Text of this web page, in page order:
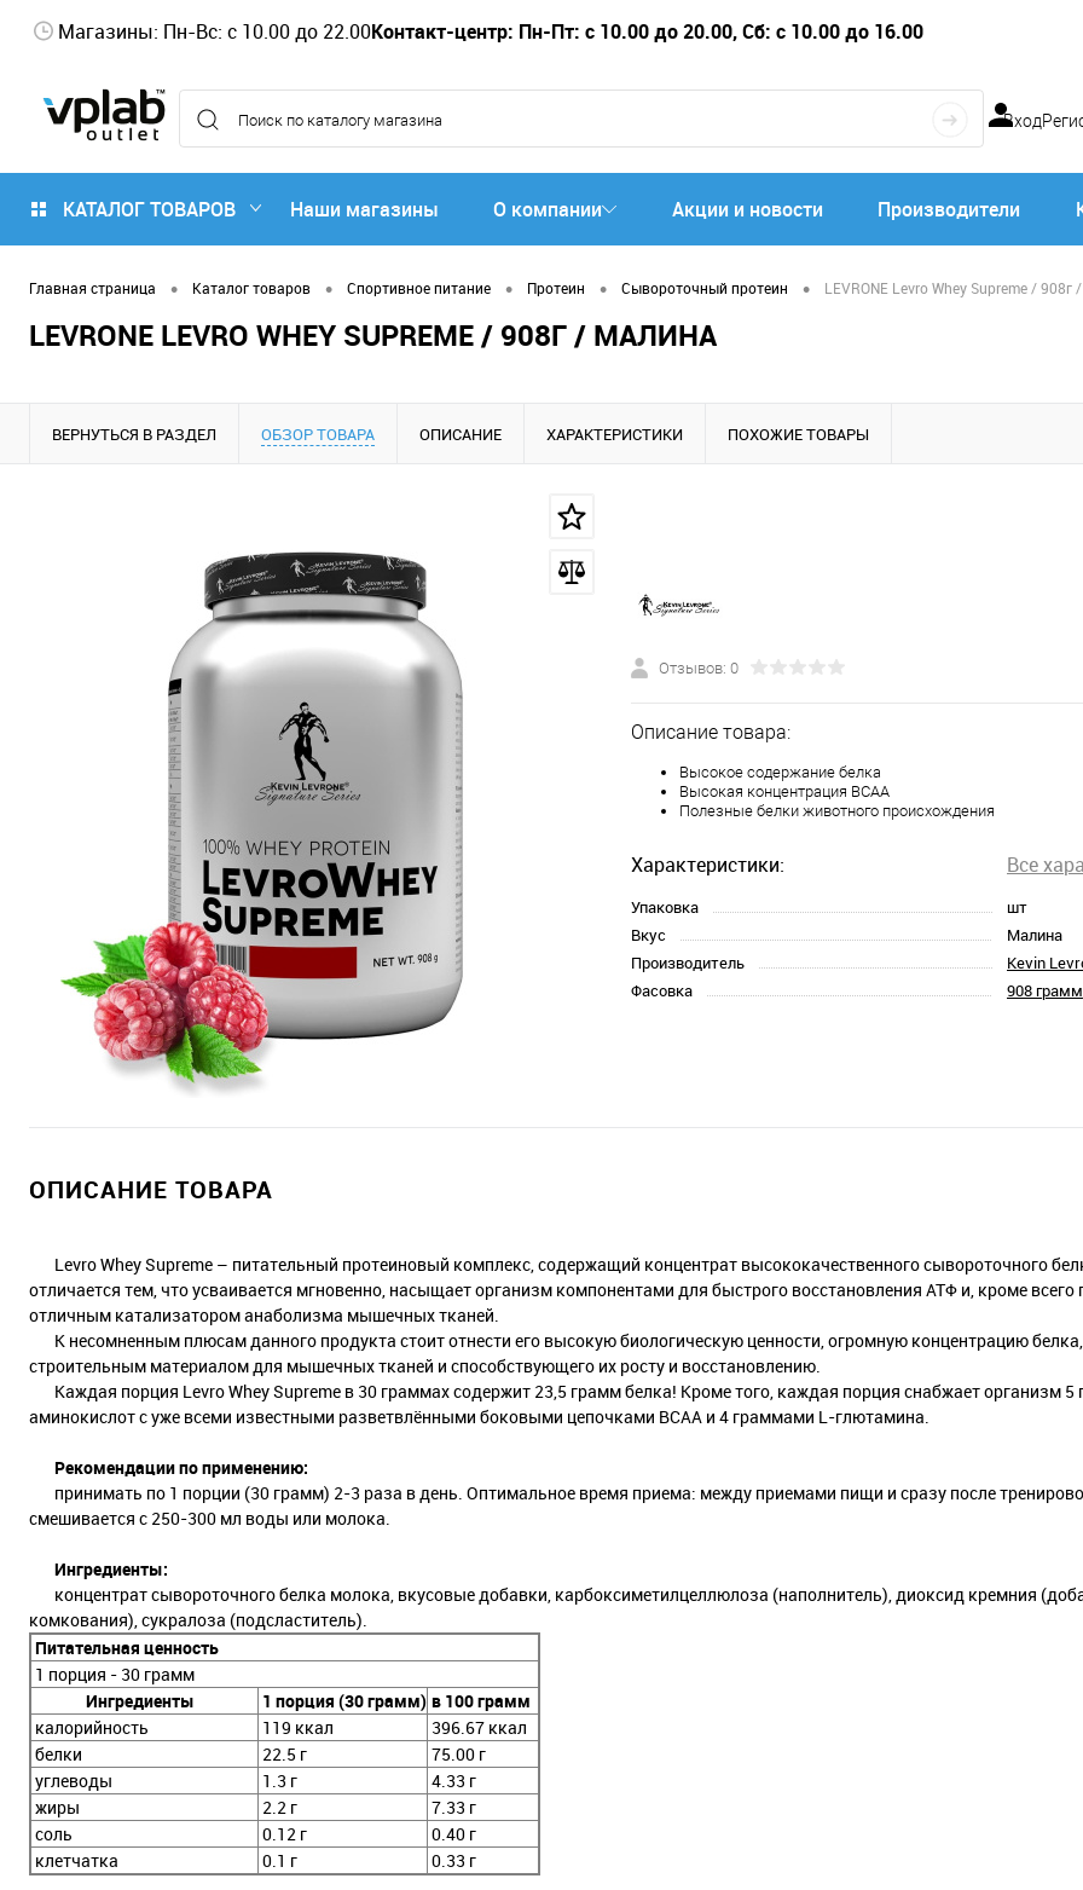
Магазины: Пн-Вс: с 10.00 до 22.00Контакт-центр: Пн-Пт: с 10.00 до 20.00, Сб: с 10.00 до 16.00
Вход
КАТАЛОГ ТОВАРОВ Наши магазины О компании Акции и новости Производители
Главная страница • Каталог товаров • Спортивное питание • Протеин • Сывороточный протеин • LEVRONE Levro Whey Supreme / 908г
LEVRONE LEVRO WHEY SUPREME / 908Г / МАЛИНА
ВЕРНУТЬСЯ В РАЗДЕЛ ОБЗОР ТОВАРА ОПИСАНИЕ ХАРАКТЕРИСТИКИ ПОХОЖИЕ ТОВАРЫ
Отзывов: 0
Описание товара:
Высокое содержание белка
Высокая концентрация BCAA
Полезные белки животного происхождения
Характеристики: Все
Упаковка
шт
Вкус
Малина
Производитель
Kevin
Фасовка
908 грамм
ОПИСАНИЕ ТОВАРА
Levro Whey Supreme – питательный протеиновый комплекс, содержащий концентрат высококачественного сывороточного
отличается тем, что усваивается мгновенно, насыщает организм компонентами для быстрого восстановления АТФ и, кроме всего
отличным катализатором анаболизма мышечных тканей.
К несомненным плюсам данного продукта стоит отнести его высокую биологическую ценности, огромную концентрацию
строительным материалом для мышечных тканей и способствующего их росту и восстановлению.
Каждая порция Levro Whey Supreme в 30 граммах содержит 23,5 грамм белка! Кроме того, каждая порция снабжает организм 5
аминокислот с уже всеми известными разветвлёнными боковыми цепочками BCAA и 4 граммами L-глютамина.
Рекомендации по применению:
принимать по 1 порции (30 грамм) 2-3 раза в день. Оптимальное время приема: между приемами пищи и сразу после
смешивается с 250-300 мл воды или молока.
Ингредиенты:
концентрат сывороточного белка молока, вкусовые добавки, карбоксиметилцеллюлоза (наполнитель), диоксид кремния
комкования), сукралоза (подсластитель).
Питательная ценность
1 порция - 30 грамм
Ингредиенты
1 порция (30 грамм) в 100 грамм
калорийность
119 ккал
396.67 ккал
белки
22.5 г
75.00 г
углеводы
1.3 г
4.33 г
жиры
2.2 г
7.33 г
соль
0.12 г
0.40 г
клетчатка
0.1 г 0.33 г